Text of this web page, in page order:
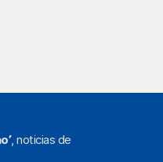
, noticias de